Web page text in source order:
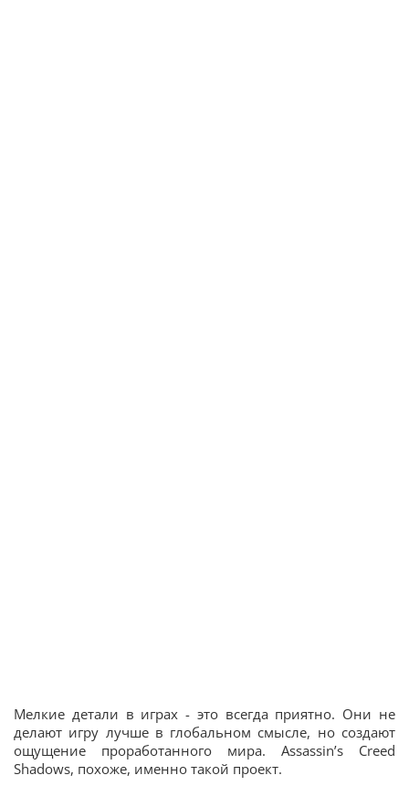
Мелкие детали в играх - это всегда приятно. Они не
делают игру лучше в глобальном смысле, но создают
ощущение проработанного мира. Assassin’s Creed
Shadows, похоже, именно такой проект.